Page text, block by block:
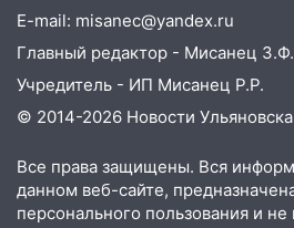
12:17 Ульяновск накрыл
после ливня город снова
12:12 Прокуратура
Федерации
12:01 Пьяная женщина
E-mail: misanec@yandex.ru
Главный редактор - Мисанец З.Ф.
Учредитель - ИП Мисанец Р.Р.
© 2014-2026 Новости
Все права защищены. Вся
данном веб-сайте,
персонального пользования и